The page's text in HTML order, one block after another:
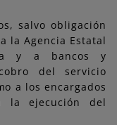
salvo obligación
la Agencia Estatal
y a bancos y
del servicio
a los encargados
la ejecución del